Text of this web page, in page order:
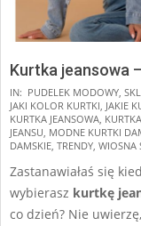
Kurtka jeansowa
2025-
03-
17
IN: PUDELEK MODOWY,
JAKI KOLOR KURTKI, JAKIE
KURTKA JEANSOWA,
JEANSU, MODNE KURTKI
DAMSKIE, TRENDY, WIOSNA
Zastanawiałaś się
wybierasz kurtkę
co dzień? Nie